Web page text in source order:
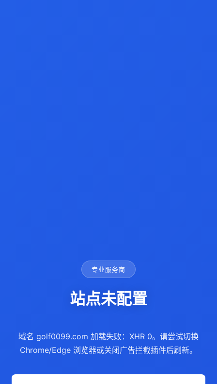
专业服务商
站点未配置
域名 golf0099.com 加载失败：XHR 0。请尝试切换
Chrome/Edge 浏览器或关闭广告拦截插件后刷新。